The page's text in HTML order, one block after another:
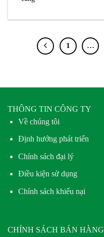
1 …
THÔNG TIN CÔNG TY
Về chúng tôi
Định hướng phát triển
Chính sách đại lý
Điều kiện sử dụng
Chính sách khiếu nại
CHÍNH SÁCH BÁN HÀNG